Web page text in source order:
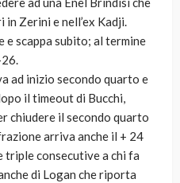
Zerini e nell’ex Kadji.
scappa subito; al termine
ad inizio secondo quarto e
il timeout di Bucchi,
chiudere il secondo quarto
arriva anche il + 24
triple consecutive a chi fa
di Logan che riporta